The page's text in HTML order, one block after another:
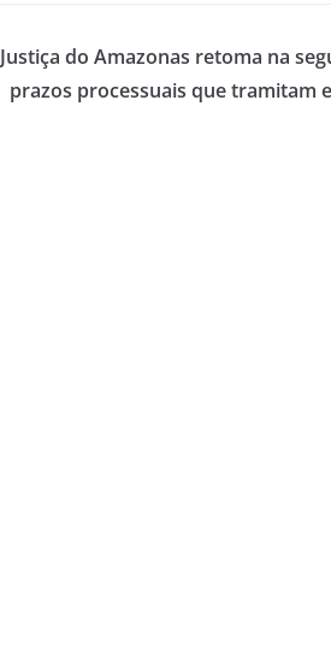
Justiça do Amazonas retoma na
prazos processuais que tramitam